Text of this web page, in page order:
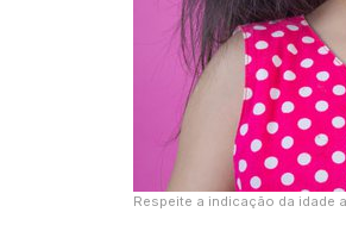
Respeite a indicação da idade